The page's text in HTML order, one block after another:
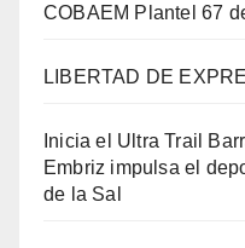
COBAEM Plantel 67
LIBERTAD DE
Inicia el Ultra Trail
Embriz impulsa el
de la Sal